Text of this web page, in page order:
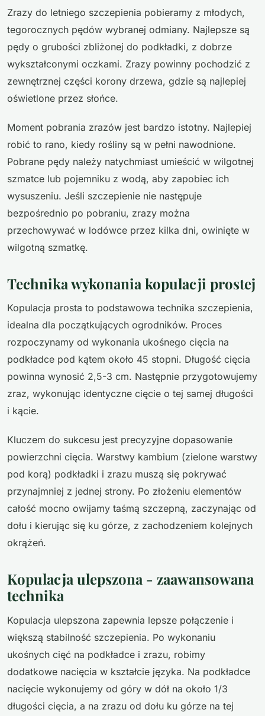
Zrazy do letniego szczepienia pobieramy z młodych,
tegorocznych pędów wybranej odmiany. Najlepsze są
pędy o grubości zbliżonej do podkładki, z dobrze
wykształconymi oczkami. Zrazy powinny pochodzić z
zewnętrznej części korony drzewa, gdzie są najlepiej
oświetlone przez słońce.
Moment pobrania zrazów jest bardzo istotny. Najlepiej
robić to rano, kiedy rośliny są w pełni nawodnione.
Pobrane pędy należy natychmiast umieścić w wilgotnej
szmatce lub pojemniku z wodą, aby zapobiec ich
wysuszeniu. Jeśli szczepienie nie następuje
bezpośrednio po pobraniu, zrazy można
przechowywać w lodówce przez kilka dni, owinięte w
wilgotną szmatkę.
Technika wykonania kopulacji prostej
Kopulacja prosta to podstawowa technika szczepienia,
idealna dla początkujących ogrodników. Proces
rozpoczynamy od wykonania ukośnego cięcia na
podkładce pod kątem około 45 stopni. Długość cięcia
powinna wynosić 2,5-3 cm. Następnie przygotowujemy
zraz, wykonując identyczne cięcie o tej samej długości
i kącie.
Kluczem do sukcesu jest precyzyjne dopasowanie
powierzchni cięcia. Warstwy kambium (zielone warstwy
pod korą) podkładki i zrazu muszą się pokrywać
przynajmniej z jednej strony. Po złożeniu elementów
całość mocno owijamy taśmą szczepną, zaczynając od
dołu i kierując się ku górze, z zachodzeniem kolejnych
okrążeń.
Kopulacja ulepszona - zaawansowana
technika
Kopulacja ulepszona zapewnia lepsze połączenie i
większą stabilność szczepienia. Po wykonaniu
ukośnych cięć na podkładce i zrazu, robimy
dodatkowe nacięcia w kształcie języka. Na podkładce
nacięcie wykonujemy od góry w dół na około 1/3
długości cięcia, a na zrazu od dołu ku górze na tej